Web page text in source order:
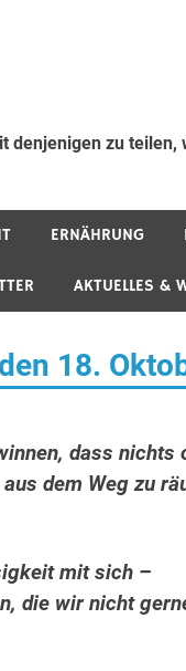
zu
ERNÄHRUNG
AKTUELLES &
18.
dass nichts
dem Weg zu
mit sich –
die wir nicht